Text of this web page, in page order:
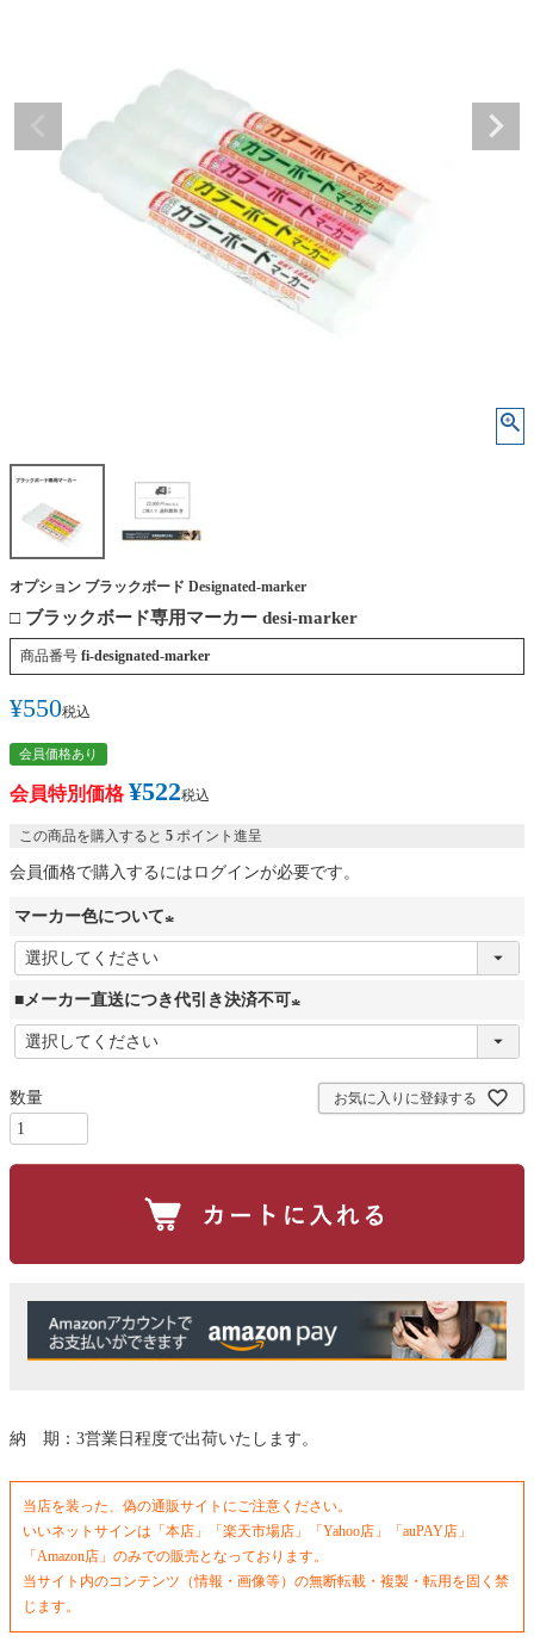
オプション ブラックボード Designated-marker
□ ブラックボード専用マーカー desi-marker
商品番号 fi-designated-marker
¥550税込
会員価格あり
会員特別価格 ¥522税込
この商品を購入すると 5 ポイント進呈
会員価格で購入するにはログインが必要です。
マーカー色について
■メーカー直送につき代引き決済不可
お気に入りに登録する
納 期：3営業日程度で出荷いたします。
当店を装った、偽の通販サイトにご注意ください。
いいネットサインは「本店」「楽天市場店」「Yahoo店」「auPAY店」
「Amazon店」のみでの販売となっております。
当サイト内のコンテンツ（情報・画像等）の無断転載・複製・転用を固く禁
じます。